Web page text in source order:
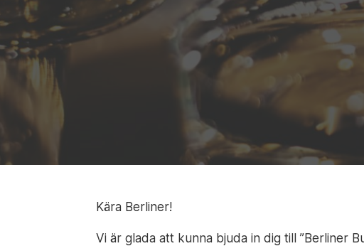
Kära Berliner!
Vi är glada att kunna bjuda in dig till ”Berliner